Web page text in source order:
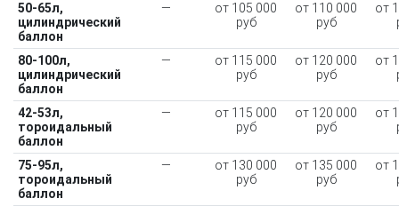
50-65л,
цилиндрический
баллон
—
от 105 000
руб
от 110 000
руб
от
80-100л,
цилиндрический
баллон
—
от 115 000
руб
от 120 000
руб
от
42-53л,
тороидальный
баллон
—
от 115 000
руб
от 120 000
руб
от
75-95л,
тороидальный
баллон
—
от 130 000
руб
от 135 000
руб
от